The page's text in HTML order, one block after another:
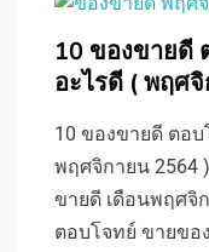
10 ของขายดี
อะไรดี ( พฤศ
10 ของขายดี ตอ
พฤศจิกายน 2564
ขายดี เดือนพฤศจิ
ตอบโจทย์ ขายขอ